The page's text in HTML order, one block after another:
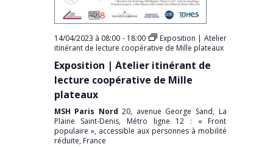
14/04/2023 à 08:00 - 18:00
Exposition | Atelier
itinérant de lecture coopérative de Mille plateaux
Exposition | Atelier itinérant de
lecture coopérative de Mille
plateaux
MSH Paris Nord20, avenue George Sand, La
Plaine Saint-Denis, Métro ligne 12 : « Front
populaire », accessible aux personnes à mobilité
réduite, France